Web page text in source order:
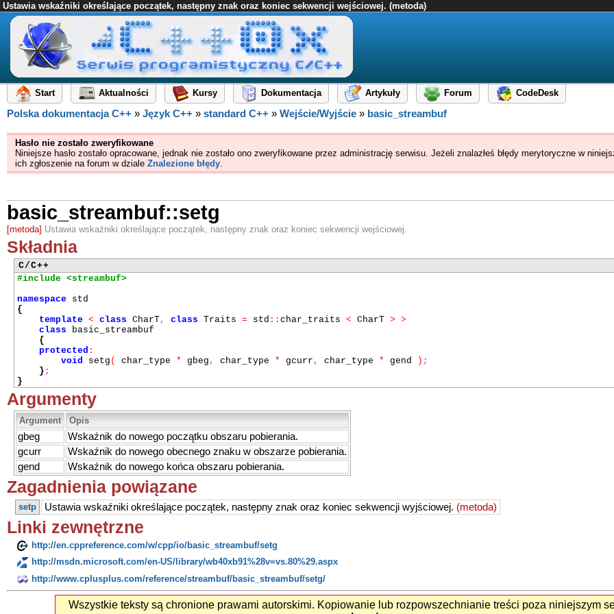
Ustawia wskaźniki określające początek, następny znak oraz koniec sekwencji wejściowej. (metoda)
Start Aktualności Kursy Dokumentacja Artykuły Forum
CodeDesk
Polska dokumentacja C++ » Język C++ » standard C++ » Wejście/Wyjście » basic_streambuf
Hasło nie zostało zweryfikowane
Niniejsze hasło zostało opracowane, jednak nie zostało ono zweryfikowane przez administrację serwisu. Jeżeli znalazłeś błędy merytoryczne w
ich zgłoszenie na forum w dziale Znalezione błędy.
basic_streambuf::setg
[metoda] Ustawia wskaźniki określające początek, następny znak oraz koniec sekwencji wejściowej.
Składnia
C/C++
#include <streambuf>
namespace std
{
template < class CharT, class Traits = std :: char_traits < CharT > >
class basic_streambuf
{
protected :
void setg ( char_type * gbeg , char_type * gcurr , char_type * gend ) ;
} ;
}
Argumenty
Argument Opis
gbeg
Wskaźnik do nowego początku obszaru pobierania.
gcurr
Wskaźnik do nowego obecnego znaku w obszarze pobierania.
gend
Wskaźnik do nowego końca obszaru pobierania.
Zagadnienia powiązane
setp Ustawia wskaźniki określające początek, następny znak oraz koniec sekwencji wyjściowej. (metoda)
Linki zewnętrzne
http://en.cppreference.com/w/cpp/io/basic_streambuf/setg
http://msdn.microsoft.com/en-US/library/wb40xb91%28v=vs.80%29.aspx
http://www.cplusplus.com/reference/streambuf/basic_streambuf/setg/
Wszystkie teksty są chronione prawami autorskimi. Kopiowanie lub rozpowszechnianie treści poza niniejszym